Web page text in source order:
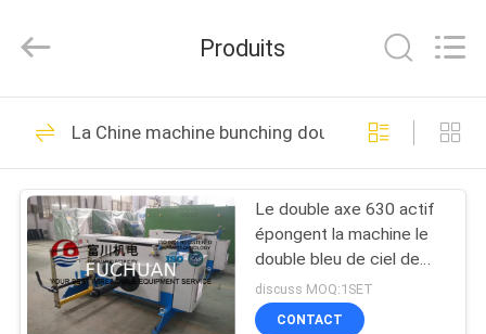
ACCUEIL
PRODUITS
VIDÉOS
Electrical
All
Reserved.
Câblage cuivre liant
la machine
124
Produits
La Chine machine bunching double torsion
Le double axe 630 actif
épongent la machine le
double bleu de ciel de
Buncher 1.5kw de torsion
discuss MOQ:1SET
CONTACT